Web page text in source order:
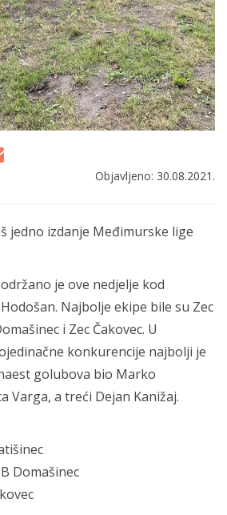
Objavljeno: 30.08.2021.
jedno izdanje Međimurske lige
je ove nedjelje kod
Najbolje ekipe bile su Zec
i Zec Čakovec. U
konkurencije najbolji je
golubova bio Marko
Varga, a treći Dejan Kanižaj.
Domašinec